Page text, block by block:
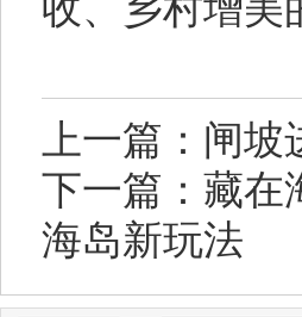
上一篇：闸
下一篇：藏在
海岛新玩法